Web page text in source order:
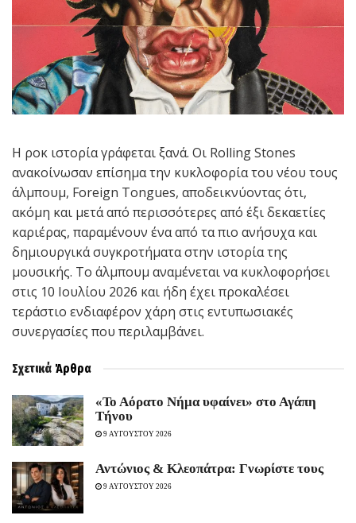
Η ροκ ιστορία γράφεται ξανά. Οι Rolling Stones
ανακοίνωσαν επίσημα την κυκλοφορία του νέου τους
άλμπουμ, Foreign Tongues, αποδεικνύοντας ότι,
ακόμη και μετά από περισσότερες από έξι δεκαετίες
καριέρας, παραμένουν ένα από τα πιο ανήσυχα και
δημιουργικά συγκροτήματα στην ιστορία της
μουσικής. Το άλμπουμ αναμένεται να κυκλοφορήσει
στις 10 Ιουλίου 2026 και ήδη έχει προκαλέσει
τεράστιο ενδιαφέρον χάρη στις εντυπωσιακές
συνεργασίες που περιλαμβάνει.
Σχετικά Άρθρα
«Το Αόρατο Νήμα υφαίνει» στο Αγάπη
Τήνου
9 ΑΥΓΟΥΣΤΟΥ 2026
Αντώνιος & Κλεοπάτρα: Γνωρίστε τους
9 ΑΥΓΟΥΣΤΟΥ 2026